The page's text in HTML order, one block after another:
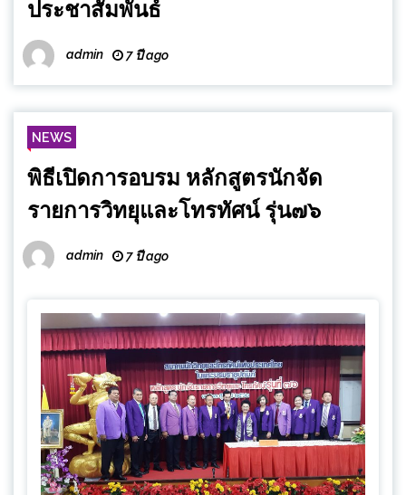
ประชาสัมพันธ์
admin 7 ปี ago
NEWS
พิธีเปิดการอบรม หลักสูตรนักจัด
รายการวิทยุและโทรทัศน์ รุ่น๗๖
admin 7 ปี ago